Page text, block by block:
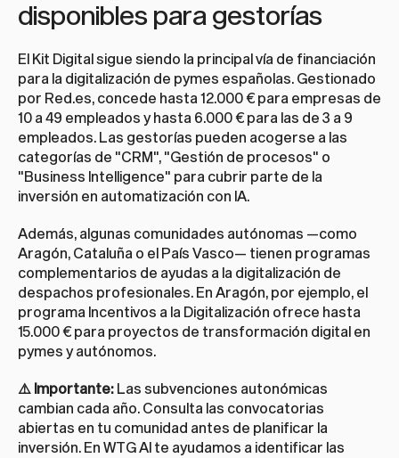
disponibles para gestorías
El Kit Digital sigue siendo la principal vía de financiación
para la digitalización de pymes españolas. Gestionado
por Red.es, concede hasta 12.000 € para empresas de
10 a 49 empleados y hasta 6.000 € para las de 3 a 9
empleados. Las gestorías pueden acogerse a las
categorías de "CRM", "Gestión de procesos" o
"Business Intelligence" para cubrir parte de la
inversión en automatización con IA.
Además, algunas comunidades autónomas —como
Aragón, Cataluña o el País Vasco— tienen programas
complementarios de ayudas a la digitalización de
despachos profesionales. En Aragón, por ejemplo, el
programa Incentivos a la Digitalización ofrece hasta
15.000 € para proyectos de transformación digital en
pymes y autónomos.
⚠️ Importante: Las subvenciones autonómicas
cambian cada año. Consulta las convocatorias
abiertas en tu comunidad antes de planificar la
inversión. En WTG AI te ayudamos a identificar las